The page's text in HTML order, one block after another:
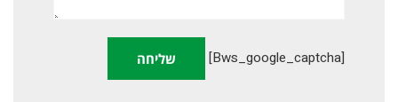
[bws_google_captcha]